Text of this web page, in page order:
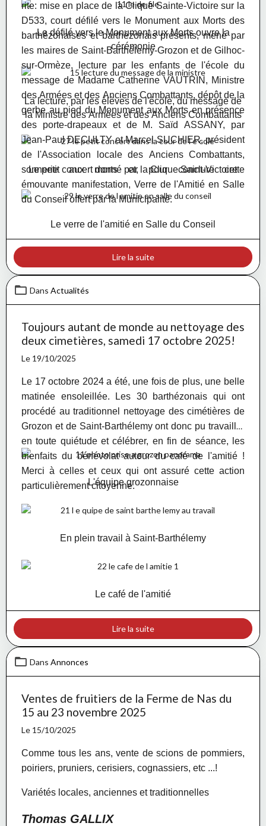
rite: mise en place de la Clique Sainte-Victoire sur la
D533, court défilé vers le Monument aux Morts des
barthézonaises et barthézonais présents, mené par
les maires de Saint-Barthélemy-Grozon et de Gilhoc-
sur-Ormèze, lecture par les enfants de l'école du
message de Madame Catherine VAUTRIN, Ministre
des Armées et des Anciens Combattants, dépôt de la
gerbe au pied du Monument aux Morts en présence
des porte-drapeaux et de M. Saïd ASSANY, par
Jean-Paul DECULTY et Marcel SUCHIER, président
de l'Association locale des Anciens Combattants,
sonnerie aux morts et, pour conclure cette
émouvante manifestation, Verre de l'Amitié en Salle
du Conseil offert par la Municipalité.
Le défilé vers le Monument aux Morts ouvre la
cérémonie
La lecture, par les élèves de l'école, du message de
la Ministre des Armées et des Anciens Combattants
Le petit concert donné par la Clique Saint-Victoire
Le verre de l'amitié en Salle du Conseil
Lire la suite
Dans Actualités
Toujours autant de monde au nettoyage des
deux cimetières, samedi 17 octobre 2025!
Le 19/10/2025
Le 17 octobre 2024 a été, une fois de plus, une belle
matinée ensoleillée. Les 30 barthézonais qui ont
procédé au traditionnel nettoyage des cimétières de
Grozon et de Saint-Barthélemy ont donc pu travailler
en toute quiétude et célébrer, en fin de séance, les
bienfaits du bénévolat autour du café de l'amitié !
Merci à celles et ceux qui ont assuré cette action
particulièrement citoyenne.L'équipe grozonnaise
En plein travail à Saint-Barthélemy
Le café de l'amitié
Lire la suite
Dans Annonces
Ventes de fruitiers de la Ferme de Nas du
15 au 23 novembre 2025
Le 15/10/2025
Comme tous les ans, vente de scions de pommiers,
poiriers, pruniers, cerisiers, cognassiers, etc ...!
Variétés locales, anciennes et traditionnelles
Thomas GALLIX